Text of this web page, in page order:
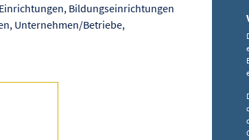
Bildungseinrichtungen
Unternehmen/Betriebe,